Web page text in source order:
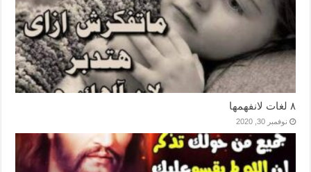
٨ لغات لانفهمها
نوفمبر 30, 2020